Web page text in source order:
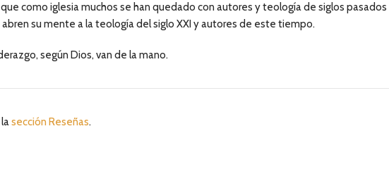
como iglesia muchos se han quedado con autores y teología de siglos pasados
su mente a la teología del siglo XXI y autores de este tiempo.
según Dios, van de la mano.
sección Reseñas.